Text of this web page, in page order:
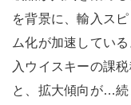
を背景に、輸入ス
ム化が加速してい
入ウイスキーの課
と、拡大傾向が…続